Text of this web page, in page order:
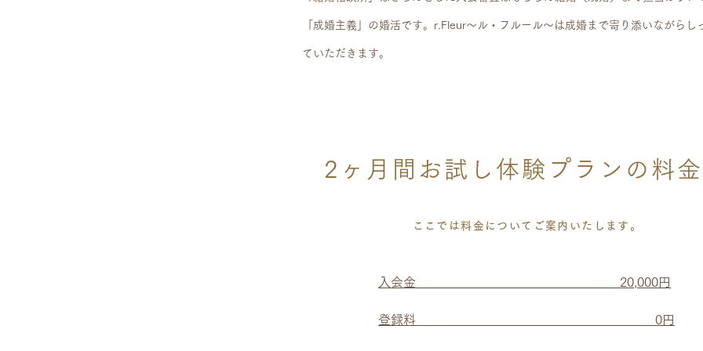
「成婚主義」の婚活です。r.Fleur〜ル・フルール〜は成婚まで寄り添いながらし
ていただきます。
2ヶ月間お試し体験プランの料
ここでは料金についてご案内いたします。
入会金 20,000円
登録料 0円